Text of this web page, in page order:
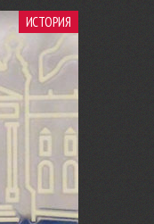
ИСТОРИЯ